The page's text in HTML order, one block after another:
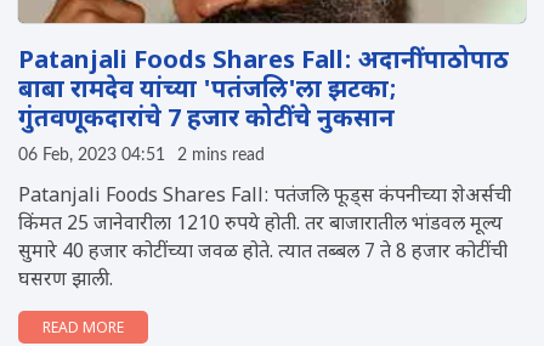
Patanjali Foods Shares Fall: अदानींपाठोपाठ
बाबा रामदेव यांच्या 'पतंजलि'ला झटका;
गुंतवणूकदारांचे 7 हजार कोटींचे नुकसान
06 Feb, 2023 04:51 2 mins read
Patanjali Foods Shares Fall: पतंजलि फूड्स कंपनीच्या शेअर्सची
किंमत 25 जानेवारीला 1210 रुपये होती. तर बाजारातील भांडवल मूल्य
सुमारे 40 हजार कोटींच्या जवळ होते. त्यात तब्बल 7 ते 8 हजार कोटींची
घसरण झाली.
READ MORE